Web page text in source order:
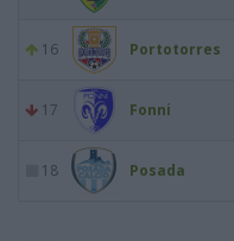
16 Portotorres
17 Fonni
18 Posada